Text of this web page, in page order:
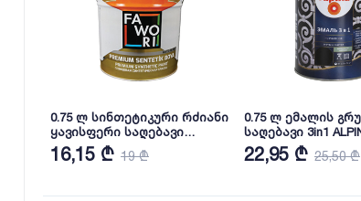
0.75 ლ სინთეტიკური რძიანი
ყავისფერი საღებავი
FAWORI Premium
16,15 ₾ 19 ₾
0.75 ლ ემალის
საღებავი 3in1 ALPINA RAL
9005
22,95 ₾ 25,50 ₾